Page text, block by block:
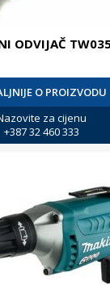
ODVIJAČ
O PROIZVODU
za cijenu
+387 32 460 333